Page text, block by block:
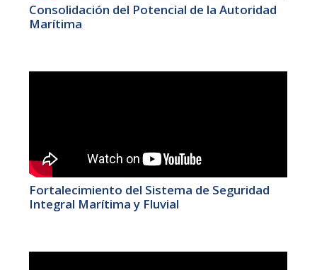
Consolidación del Potencial de la Autoridad
Marítima
Fortalecimiento del Sistema de Seguridad
Integral Marítima y Fluvial